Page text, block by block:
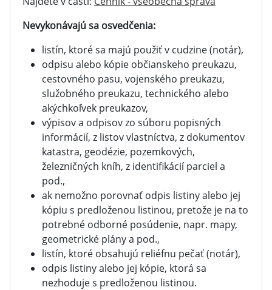
Nevykonávajú sa osvedčenia:
listín, ktoré sa majú použiť v cudzine (notár),
odpisu alebo kópie občianskeho preukazu,
cestovného pasu, vojenského preukazu,
služobného preukazu, technického alebo
akýchkoľvek preukazov,
výpisov a odpisov zo súboru popisných
informácií, z listov vlastníctva, z dokumentov
katastra, geodézie, pozemkových,
železničných kníh, z identifikácií parciel a
pod.,
ak nemožno porovnať odpis listiny alebo jej
kópiu s predloženou listinou, pretože je na to
potrebné odborné posúdenie, napr. mapy,
geometrické plány a pod.,
listín, ktoré obsahujú reliéfnu pečať (notár),
odpis listiny alebo jej kópie, ktorá sa
nezhoduje s predloženou listinou.